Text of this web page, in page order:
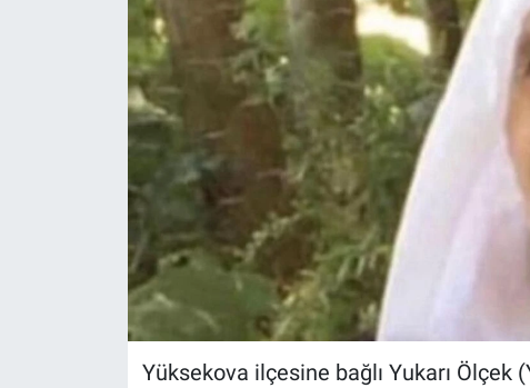
Yüksekova ilçesine bağlı Yukarı Ölçek